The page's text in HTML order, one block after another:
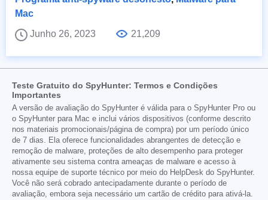
Mac
Junho 26, 2023
21,209
Teste Gratuito do SpyHunter: Termos e Condições
Importantes
A versão de avaliação do SpyHunter é válida para o SpyHunter Pro ou
o SpyHunter para Mac e inclui vários dispositivos (conforme descrito
nos materiais promocionais/página de compra) por um período único
de 7 dias. Ela oferece funcionalidades abrangentes de detecção e
remoção de malware, proteções de alto desempenho para proteger
ativamente seu sistema contra ameaças de malware e acesso à
nossa equipe de suporte técnico por meio do HelpDesk do SpyHunter.
Você não será cobrado antecipadamente durante o período de
avaliação, embora seja necessário um cartão de crédito para ativá-la.